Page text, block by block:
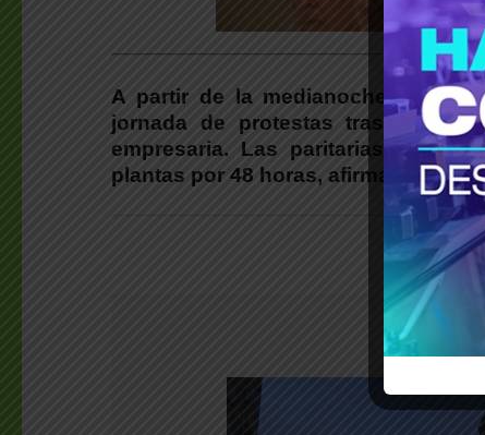
A partir de la medianoche de
jornada de protestas tras el
empresaria. Las paritarias de
plantas por 48 horas, afirmaron.